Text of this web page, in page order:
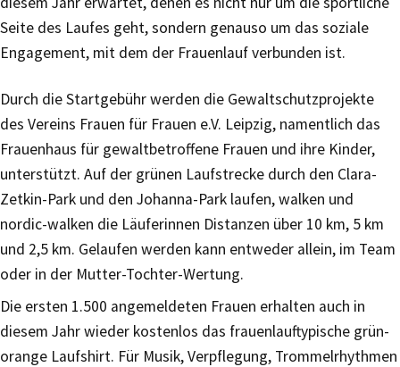
Seite des Laufes geht, sondern genauso um das soziale
Engagement, mit dem der Frauenlauf verbunden ist.
Durch die Startgebühr werden die Gewaltschutzprojekte
des Vereins Frauen für Frauen e.V. Leipzig, namentlich das
Frauenhaus für gewaltbetroffene Frauen und ihre Kinder,
unterstützt. Auf der grünen Laufstrecke durch den Clara-
Zetkin-Park und den Johanna-Park laufen, walken und
nordic-walken die Läuferinnen Distanzen über 10 km, 5 km
und 2,5 km. Gelaufen werden kann entweder allein, im Team
oder in der Mutter-Tochter-Wertung.
Die ersten 1.500 angemeldeten Frauen erhalten auch in
diesem Jahr wieder kostenlos das frauenlauftypische grün-
orange Laufshirt. Für Musik, Verpflegung, Trommelrhythmen